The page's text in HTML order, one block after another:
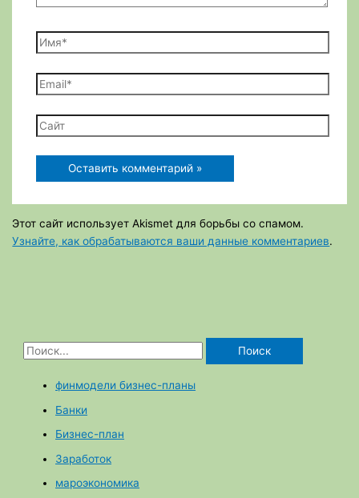
Имя*
Email*
Сайт
Этот сайт использует Akismet для борьбы со спамом.
Узнайте, как обрабатываются ваши данные комментариев.
П
финмодели бизнес-планы
Банки
Бизнес-план
Заработок
мароэкономика